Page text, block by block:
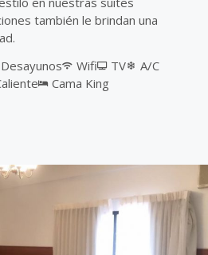
también le brindan una
Wifi TV
A/C
Cama King